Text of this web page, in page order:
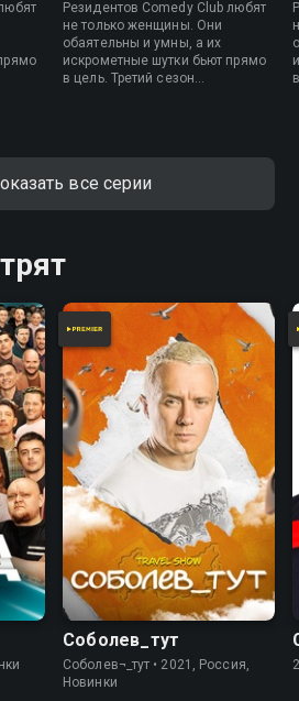
Резидентов Comedy Club любят
не только женщины. Они
обаятельны и умны, а их
искрометные шутки бьют прямо
в цель. Третий сезон
все серии
Соболев_тут
Соболев¬_тут • 2021, Россия,
Новинки